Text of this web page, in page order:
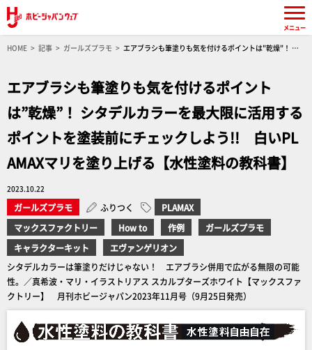
HOME 記事 ガールズプラモ
エアブラシも筆塗りも気を付けるポイントは"乾燥"！ シ
エアブラシも筆塗りも気を付けるポイント
は”乾燥”！ シタデルカラーを最大限に活用する
ポイントを塗装前にチェックしよう!! 白いPL
AMAXマリを塗り上げる【水性塗料の教科書】
2023.10.22
ガールズプラモ ふりつく
PLAMAX
マックスファクトリー
How to 作例
ガールズプラモ
キャラクターキット
エヴァンゲリオン
シタデルカラーは筆塗りだけじゃない！ エアブラシ併用で広がる無限の可能
性。／真希波・マリ・イラストリアス スカルプターズホワイト【マックスファ
クトリー】 月刊ホビージャパン2023年11月号（9月25日発売）
メニュー